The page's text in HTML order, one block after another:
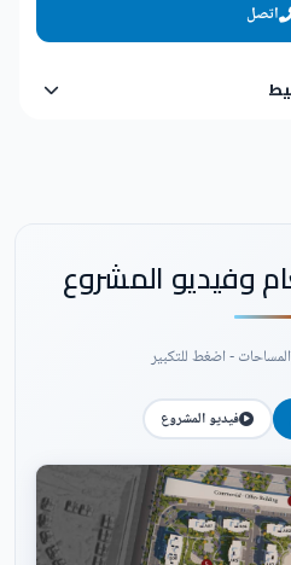
اتصل
وفيديو المشروع
- اضغط للتكبير
فيديو المشروع